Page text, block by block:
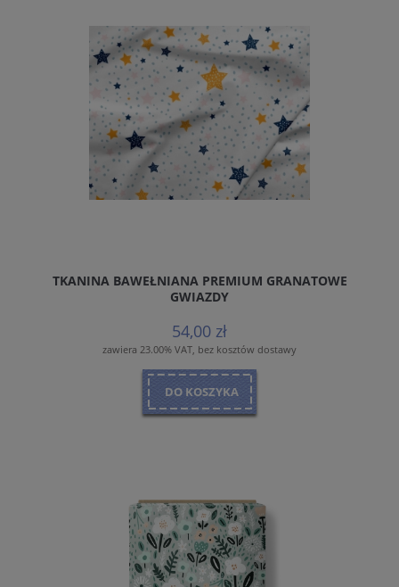
TKANINA BAWEŁNIANA PREMIUM GRANATOWE
GWIAZDY
54,00 zł
zawiera 23.00% VAT, bez kosztów dostawy
DO KOSZYKA